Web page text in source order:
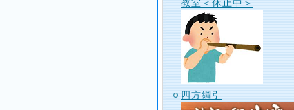
教室＜休止中＞
四方綱引